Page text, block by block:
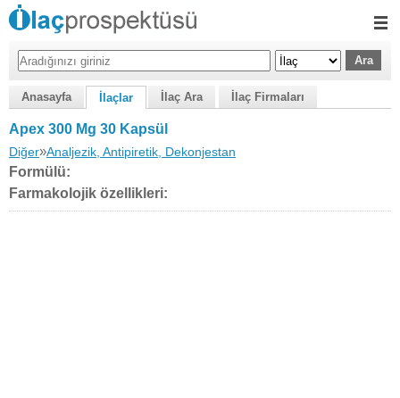
Anasayfa İlaçlar İlaç Ara İlaç Firmaları
Apex 300 Mg 30 Kapsül
Diğer»Analjezik, Antipiretik, Dekonjestan
Formülü:
Farmakolojik özellikleri: